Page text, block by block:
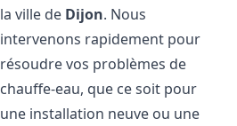
la ville de Dijon. Nous
intervenons rapidement pour
résoudre vos problèmes de
chauffe-eau, que ce soit pour
une installation neuve ou une